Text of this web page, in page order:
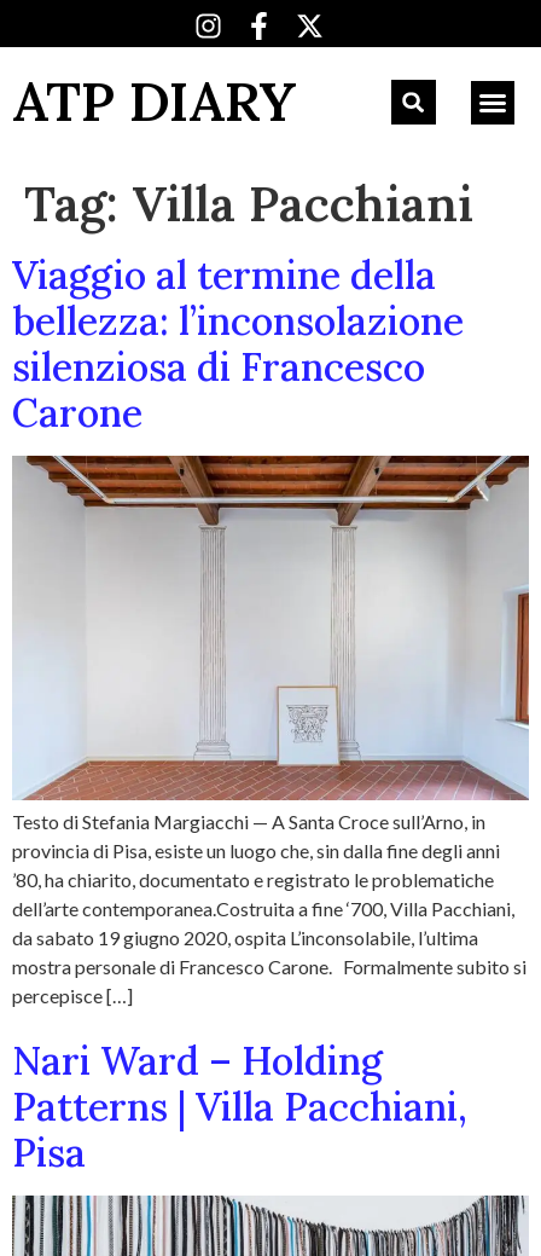
ATP DIARY
Tag: Villa Pacchiani
Viaggio al termine della
bellezza: l’inconsolazione
silenziosa di Francesco
Carone
Testo di Stefania Margiacchi — A Santa Croce sull’Arno, in
provincia di Pisa, esiste un luogo che, sin dalla fine degli anni
’80, ha chiarito, documentato e registrato le problematiche
dell’arte contemporanea.Costruita a fine ‘700, Villa Pacchiani,
da sabato 19 giugno 2020, ospita L’inconsolabile, l’ultima
mostra personale di Francesco Carone. Formalmente subito si
percepisce […]
Nari Ward – Holding
Patterns | Villa Pacchiani,
Pisa